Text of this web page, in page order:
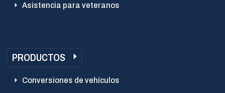
Asistencia para veteranos
PRODUCTOS
Conversiones de vehículos